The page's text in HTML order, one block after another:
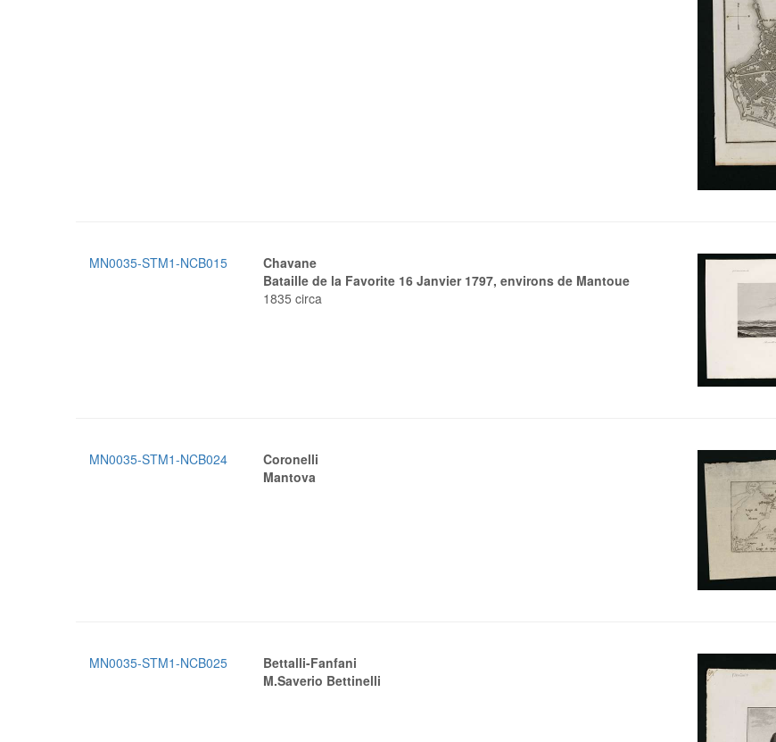
MN0035-STM1-NCB015
Chavane
Bataille de la Favorite 16 Janvier 1797, environs de Mantoue
1835 circa
MN0035-STM1-NCB024
Coronelli
Mantova
MN0035-STM1-NCB025
Bettalli-Fanfani
M.Saverio Bettinelli